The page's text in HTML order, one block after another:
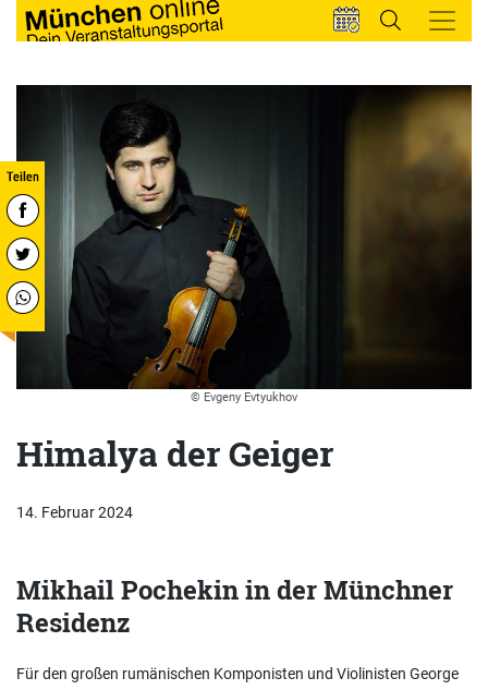
© Evgeny Evtyukhov
Himalya der Geiger
14. Februar 2024
Mikhail Pochekin in der Münchner
Residenz
Für den großen rumänischen Komponisten und Violinisten George